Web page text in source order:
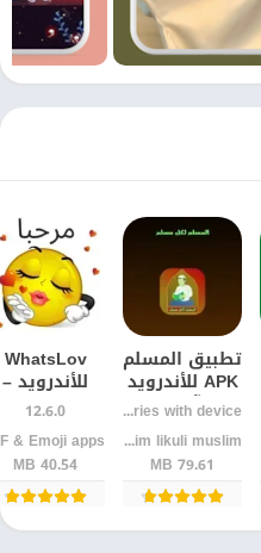
تطبيق المسلم
APK للأندرويد
| قرآن كامل
ومواقيت
الصلاة
Varies with device
almuslim likuli muslim
79.61 MB
WhatsLov
للأندرويد –
ملصقات
WASticker
جاهزة
للدردشة
بسرعة
12.6.0
40.54 MB